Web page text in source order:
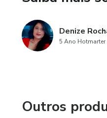
Denize
5 Ano Hotmarter
Outros